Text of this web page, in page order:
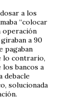
a los
“colocar
operación
a 90
pagaban
lo contrario,
los bancos a
debacle
solucionada